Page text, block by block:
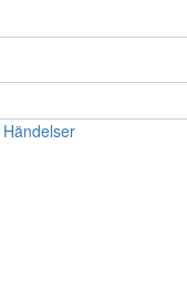
Händelser